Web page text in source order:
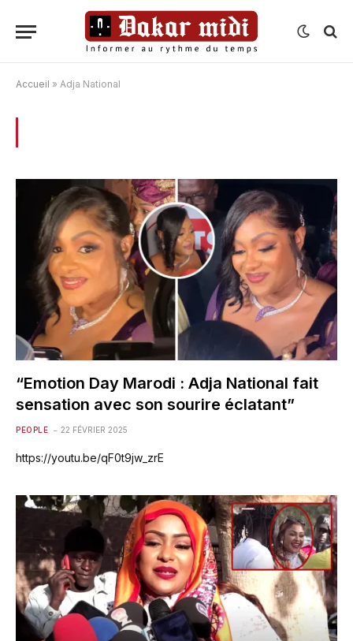
Accueil » Adja National
“Emotion Day Marodi : Adja National fait
sensation avec son sourire éclatant”
PEOPLE 22 FÉVRIER 2025
https://youtu.be/qF0t9jw_zrE